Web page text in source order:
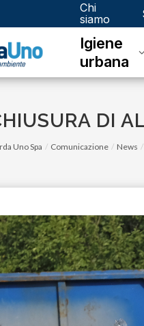
Chi
siamo
Igiene
urbana
DI
Uno Spa Comunicazione News
lunedì 05 gennaio 2026
Sono online gli